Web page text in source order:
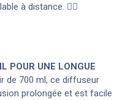
à distance. 🧘‍♀️
POUR UNE LONGUE
de 700 ml, ce diffuseur
prolongée et est facile